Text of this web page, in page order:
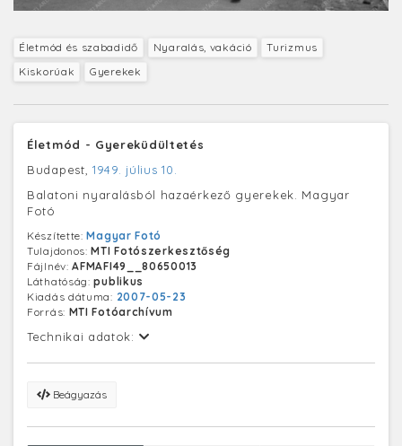
Életmód és szabadidő Nyaralás, vakáció
Turizmus
Kiskorúak
Gyerekek
Életmód - Gyereküdültetés
Budapest, 1949. július 10.
Balatoni nyaralásból hazaérkező gyerekek. Magyar
Fotó
Készítette:Magyar Fotó
Tulajdonos:MTI Fotószerkesztőség
Fájlnév:AFMAFI49__80650013
Láthatóság:publikus
Kiadás dátuma: 2007-05-23
Forrás: MTI Fotóarchívum
Technikai adatok:
Beágyazás